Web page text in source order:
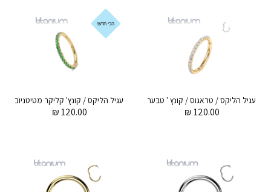
120.00
₪
הכי חדש!
120.00
₪